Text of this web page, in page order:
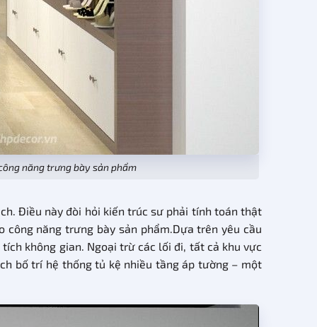
năng trưng bày sản phẩm
Điều này đòi hỏi kiến trúc sư phải tính toán thật
năng trưng bày sản phẩm.Dựa trên yêu cầu
không gian. Ngoại trừ các lối đi, tất cả khu vực
bố trí hệ thống tủ kệ nhiều tầng áp tường – một